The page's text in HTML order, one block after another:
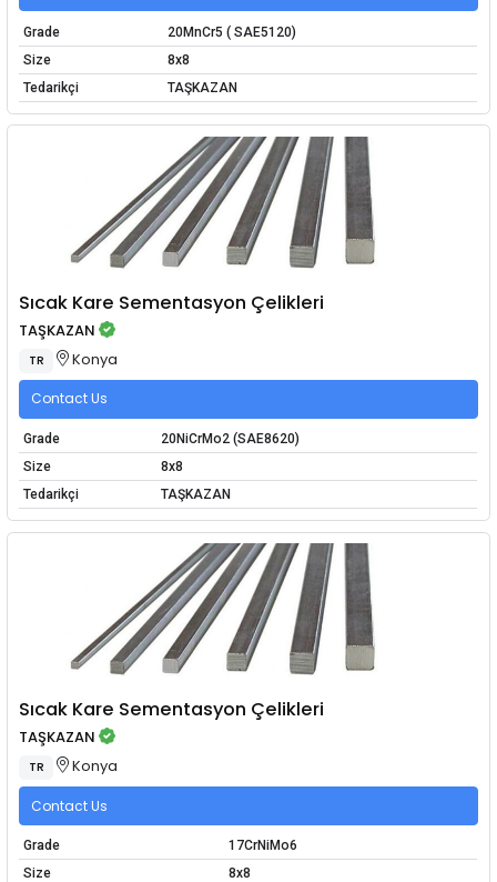
Grade
20MnCr5 ( SAE5120)
Size
8x8
Tedarikçi
TAŞKAZAN
Sıcak Kare Sementasyon Çelikleri
TAŞKAZAN
TR Konya
Contact Us
Grade
20NiCrMo2 (SAE8620)
Size
8x8
Tedarikçi
TAŞKAZAN
Sıcak Kare Sementasyon Çelikleri
TAŞKAZAN
TR Konya
Contact Us
Grade
17CrNiMo6
Size
8x8